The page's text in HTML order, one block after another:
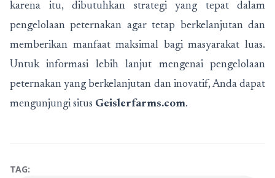
karena itu, dibutuhkan strategi yang tepat dalam
pengelolaan peternakan agar tetap berkelanjutan dan
memberikan manfaat maksimal bagi masyarakat luas.
Untuk informasi lebih lanjut mengenai pengelolaan
peternakan yang berkelanjutan dan inovatif, Anda dapat
mengunjungi situs Geislerfarms.com.
TAG: